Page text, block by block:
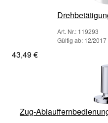
Art. Nr.: 119293
Gültig ab: 12/2017
43,49 €
Zug-